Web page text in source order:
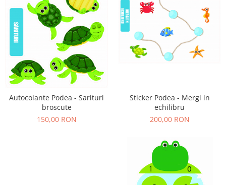
Autocolante Podea - Sarituri
broscute
150,00 RON
Sticker Podea - Mergi in
echilibru
200,00 RON